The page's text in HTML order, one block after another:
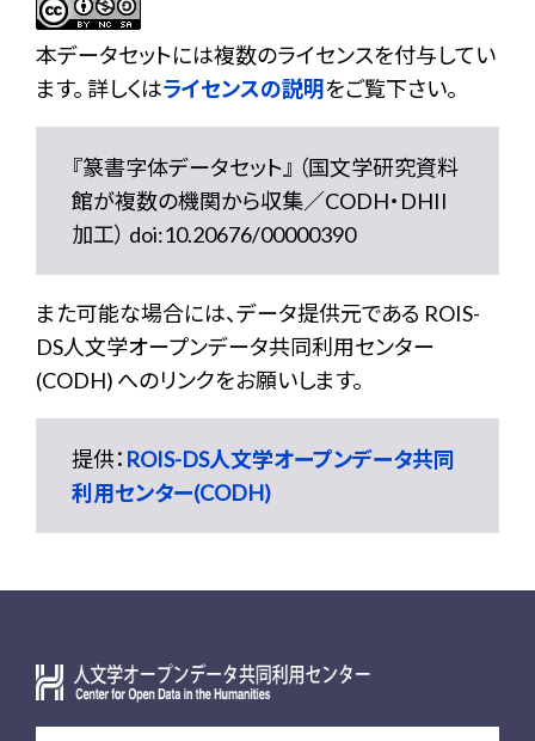
本データセットには複数のライセンスを付与してい
ます。 詳しくはライセンスの説明をご覧下さい。
『篆書字体データセット』 （国文学研究資料
館が複数の機関から収集／CODH・DHII
加工） doi:10.20676/00000390
また可能な場合には、データ提供元である ROIS-
DS人文学オープンデータ共同利用センター
(CODH) へのリンクをお願いします。
提供： ROIS-DS人文学オープンデータ共同
利用センター(CODH)